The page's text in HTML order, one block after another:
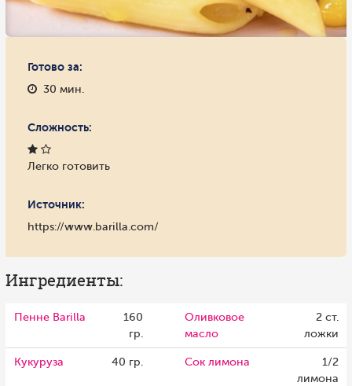
Готово за:
30 мин.
Сложность:
Легко готовить
Источник:
https://www.barilla.com/
Ингредиенты:
Пенне Barilla
160
гр.
Оливковое
масло
2 ст.
ложки
Кукуруза 40 гр. Сок лимона
1/2
лимона